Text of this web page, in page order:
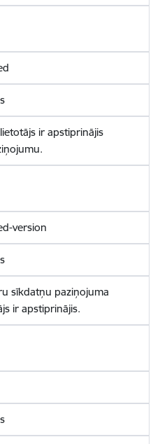
ir apstiprinājis
version
sīkdatņu paziņojuma
ir apstiprinājis.